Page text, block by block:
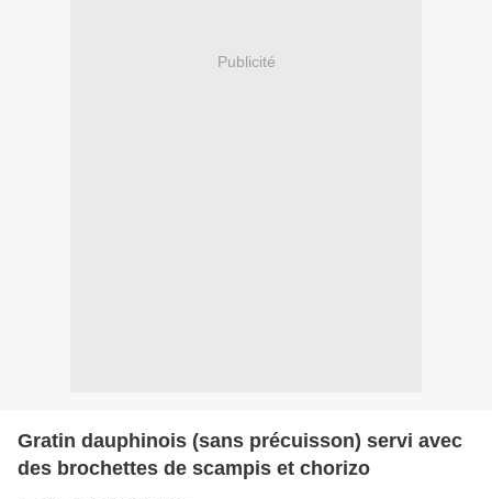
Publicité
Gratin dauphinois (sans précuisson) servi avec
des brochettes de scampis et chorizo